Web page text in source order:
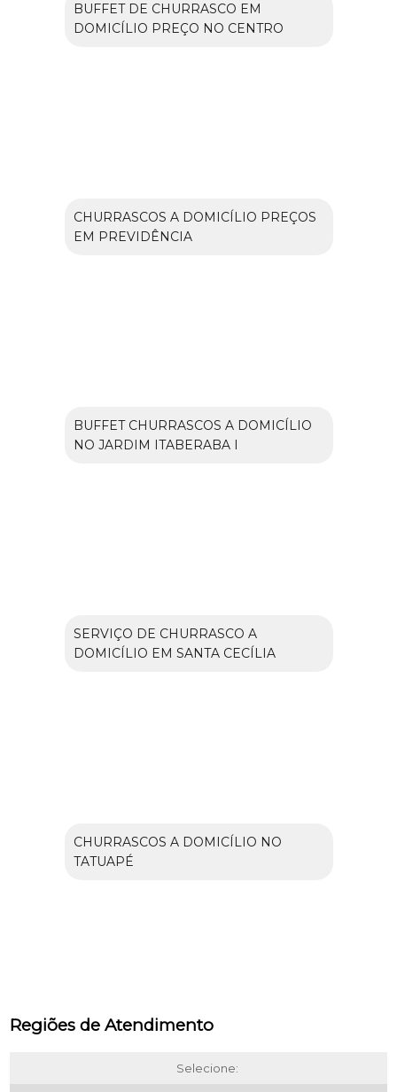
BUFFET DE CHURRASCO EM
DOMICÍLIO PREÇO NO CENTRO
CHURRASCOS A DOMICÍLIO PREÇOS
EM PREVIDÊNCIA
BUFFET CHURRASCOS A DOMICÍLIO
NO JARDIM ITABERABA I
SERVIÇO DE CHURRASCO A
DOMICÍLIO EM SANTA CECÍLIA
CHURRASCOS A DOMICÍLIO NO
TATUAPÉ
Regiões de Atendimento
Selecione: